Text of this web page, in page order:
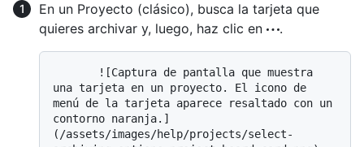
En un Proyecto (clásico), busca la tarjeta que
quieres archivar y, luego, haz clic en
.
una tarjeta en un proyecto. El icono de
menú de la tarjeta aparece resaltado con un
contorno naranja.]
(/assets/images/help/projects/select-